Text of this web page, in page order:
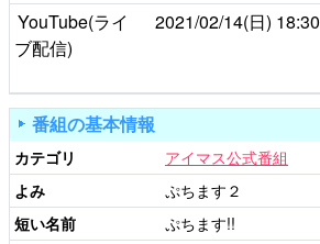
YouTube(ライ
ブ配信)
2021/02/14(日) 18:30
番組の基本情報
カテゴリ
アイマス公式番組
よみ
ぷちます２
短い名前
ぷちます!!